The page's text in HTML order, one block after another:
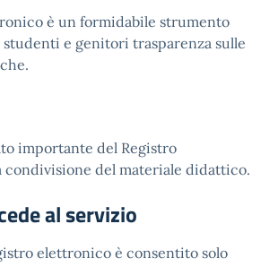
è un formidabile strumento
e genitori trasparenza sulle
importante del Registro
condivisione del materiale didattico.
al servizio
elettronico è consentito solo